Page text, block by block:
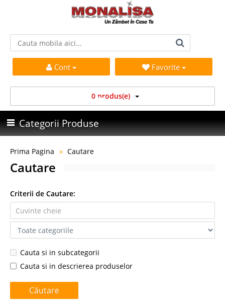
Cont Favorite
0 produs(e)
Categorii Produse
Prima Pagina Cautare
Cautare
Criterii de Cautare:
Cauta si in subcategorii
Cauta si in descrierea produselor